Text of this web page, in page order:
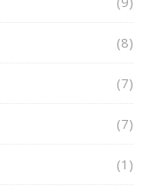
(8)
(7)
(7)
(1)